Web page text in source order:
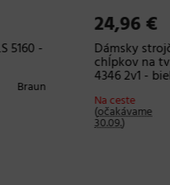
Dámsky strojček na
chĺpkov na tvári a tele
4346 2v1 - biely